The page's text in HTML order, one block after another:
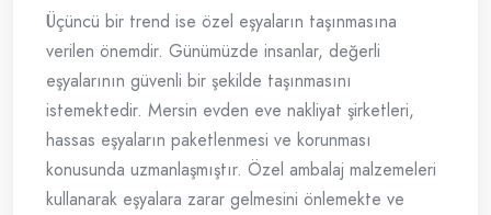
Üçüncü bir trend ise özel eşyaların taşınmasına
verilen önemdir. Günümüzde insanlar, değerli
eşyalarının güvenli bir şekilde taşınmasını
istemektedir. Mersin evden eve nakliyat şirketleri,
hassas eşyaların paketlenmesi ve korunması
konusunda uzmanlaşmıştır. Özel ambalaj malzemeleri
kullanarak eşyalara zarar gelmesini önlemekte ve